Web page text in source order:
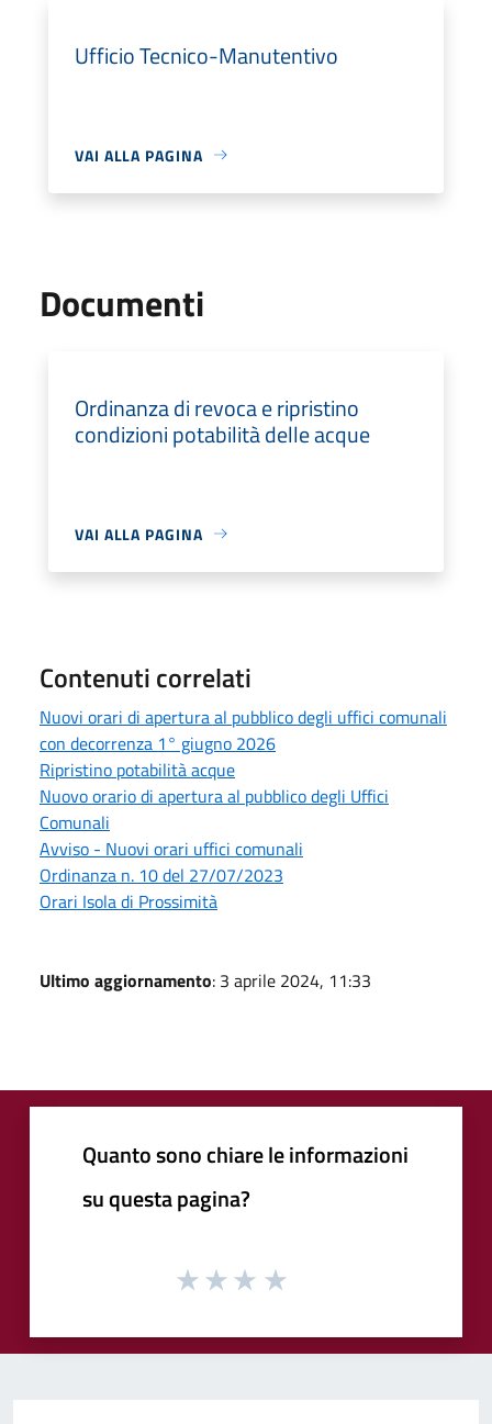
Ufficio Tecnico-Manutentivo
VAI ALLA PAGINA
Documenti
Ordinanza di revoca e ripristino
condizioni potabilità delle acque
VAI ALLA PAGINA
Contenuti correlati
Nuovi orari di apertura al pubblico degli uffici comunali
con decorrenza 1° giugno 2026
Ripristino potabilità acque
Nuovo orario di apertura al pubblico degli Uffici
Comunali
Avviso - Nuovi orari uffici comunali
Ordinanza n. 10 del 27/07/2023
Orari Isola di Prossimità
Ultimo aggiornamento: 3 aprile 2024, 11:33
Quanto sono chiare le informazioni
su questa pagina?